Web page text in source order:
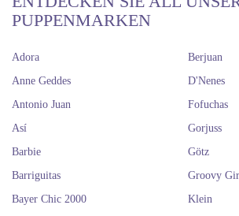
PUPPENMARKEN
Adora
Anne Geddes
Antonio Juan
Así
Barbie
Barriguitas
Bayer Chic 2000
Berjuan
D'Nenes
Fofuchas
Gorjuss
Götz
Groovy
Klein